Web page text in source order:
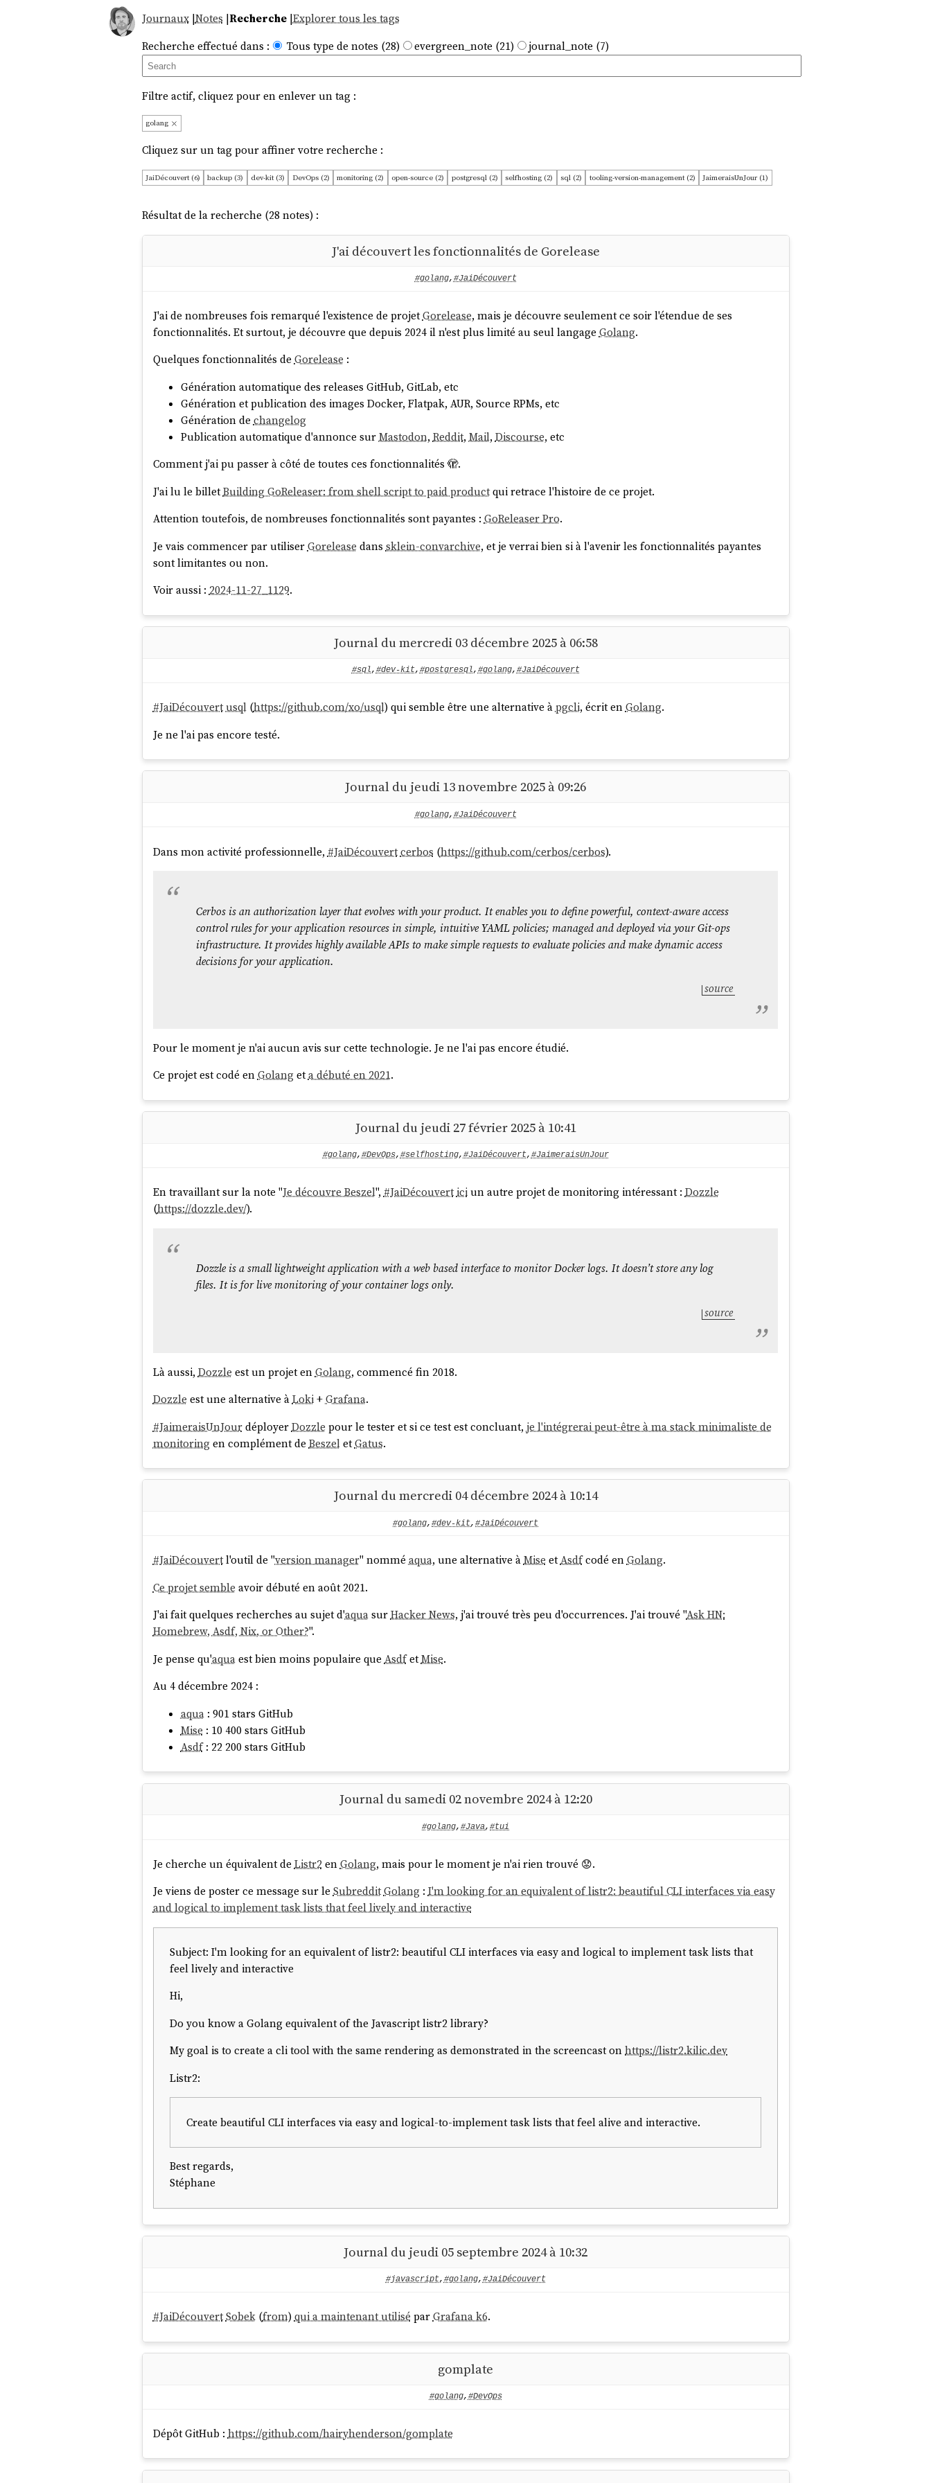
Journaux|Notes |Recherche|Explorer tous les tags
Recherche effectué dans :
Tous type de notes (28) evergreen_note (21) journal_note (7)
Filtre actif, cliquez pour en enlever un tag :
golang
Cliquez sur un tag pour affiner votre recherche :
JaiDécouvert (6) backup (3) dev-kit (3) DevOps (2) monitoring (2) open-source (2) postgresql (2) selfhosting (2) sql (2) tooling-version-management (2)
JaimeraisUnJour (1)
Résultat de la recherche (28 notes) :
J'ai découvert les fonctionnalités de Gorelease
#golang,#JaiDécouvert
J'ai de nombreuses fois remarqué l'existence de projetGorelease, mais je découvre seulement ce soir l'étendue de ses
fonctionnalités. Et surtout, je découvre que depuis 2024 il n'est plus limité au seul langage Golang.
Quelques fonctionnalités deGorelease :
Génération automatique des releases GitHub, GitLab, etc
Génération et publication des images Docker, Flatpak, AUR, Source RPMs, etc
Génération de changelog
Publication automatique d'annonce surMastodon, Reddit, Mail, Discourse, etc
Comment j'ai pu passer à côté de toutes ces fonctionnalités 🫣.
J'ai lu le billetBuilding GoReleaser: from shell script to paid productqui retrace l'histoire de ce projet.
Attention toutefois, de nombreuses fonctionnalités sont payantes :GoReleaser Pro.
Je vais commencer par utiliserGorelease dans sklein-convarchive, et je verrai bien si à l'avenir les fonctionnalités payantes
sont limitantes ou non.
Voir aussi :2024-11-27_1129.
Journal du mercredi 03 décembre 2025 à 06:58
#sql, #dev-kit,#postgresql,#golang,#JaiDécouvert
#JaiDécouvertusql(https://github.com/xo/usql) qui semble être une alternative àpgcli, écrit enGolang.
Je ne l'ai pas encore testé.
Journal du jeudi 13 novembre 2025 à 09:26
#golang, #JaiDécouvert
Dans mon activité professionnelle, #JaiDécouvertcerbos (https://github.com/cerbos/cerbos).
Cerbos is an authorization layer that evolves with your product. It enables you to define powerful, context-aware access
control rules for your application resources in simple, intuitive YAML policies; managed and deployed via your Git-ops
infrastructure. It provides highly available APIs to make simple requests to evaluate policies and make dynamic access
decisions for your application.
source
Pour le moment je n'ai aucun avis sur cette technologie. Je ne l'ai pas encore étudié.
Ce projet est codé enGolangeta débuté en 2021.
Journal du jeudi 27 février 2025 à 10:41
#golang,#DevOps, #selfhosting,#JaiDécouvert, #JaimeraisUnJour
En travaillant sur la note "Je découvre Beszel",#JaiDécouverticiun autre projet de monitoring intéressant :Dozzle
(https://dozzle.dev/).
Dozzle is a small lightweight application with a web based interface to monitor Docker logs. It doesn’t store any log
files. It is for live monitoring of your container logs only.
source
Là aussi, Dozzle est un projet enGolang, commencé fin 2018.
Dozzle est une alternative àLoki+Grafana.
#JaimeraisUnJourdéployerDozzle pour le tester et si ce test est concluant, je l'intégrerai peut-être à ma stack minimaliste de
monitoringen complément de BeszeletGatus.
Journal du mercredi 04 décembre 2024 à 10:14
#golang, #dev-kit, #JaiDécouvert
#JaiDécouvertl'outil de "version manager" nomméaqua, une alternative àMise etAsdfcodé enGolang.
Ce projet semble avoir débuté en août 2021.
J'ai fait quelques recherches au sujet d'aquasurHacker News, j'ai trouvé très peu d'occurrences. J'ai trouvé "Ask HN:
Homebrew, Asdf, Nix, or Other?".
Je pense qu'aquaest bien moins populaire que AsdfetMise.
Au 4 décembre 2024 :
aqua: 901 stars GitHub
Mise : 10 400 stars GitHub
Asdf: 22 200 stars GitHub
Journal du samedi 02 novembre 2024 à 12:20
#golang, #Java, #tui
Je cherche un équivalent de Listr2 enGolang, mais pour le moment je n'ai rien trouvé 😟.
Je viens de poster ce message sur leSubredditGolang:I'm looking for an equivalent of listr2: beautiful CLI interfaces via easy
and logical to implement task lists that feel lively and interactive
Subject: I'm looking for an equivalent of listr2: beautiful CLI interfaces via easy and logical to implement task lists that
feel lively and interactive
Hi,
Do you know a Golang equivalent of the Javascript listr2 library?
My goal is to create a cli tool with the same rendering as demonstrated in the screencast onhttps://listr2.kilic.dev
Listr2:
Create beautiful CLI interfaces via easy and logical-to-implement task lists that feel alive and interactive.
Best regards,
Stéphane
Journal du jeudi 05 septembre 2024 à 10:32
#javascript,#golang,#JaiDécouvert
#JaiDécouvertSobek(from)qui a maintenant utilisé parGrafana k6.
gomplate
#golang,#DevOps
Dépôt GitHub :https://github.com/hairyhenderson/gomplate